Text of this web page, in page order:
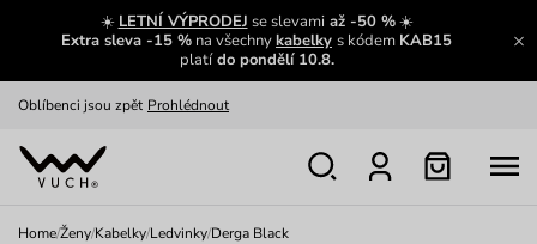
☀️ LETNÍ VÝPRODEJ se slevamiaž -50 %☀️
Extra sleva -15 % na všechnykabelky s kódem KAB15
platído pondělí 10.8.
Zajímavosti ze světa Vuch:
Zobrazit
Oblíbenci jsou zpět Prohlédnout
Nech se inspirovat
Home/Ženy/Kabelky/Ledvinky/Derga Black